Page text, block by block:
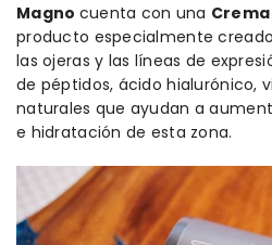
Magno cuenta con una
producto especialmente
las ojeras y las líneas de
de péptidos, ácidohialurónico,
naturales que ayudan a
e hidratación de esta zona.